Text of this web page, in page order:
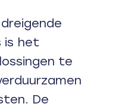
is het
te
De